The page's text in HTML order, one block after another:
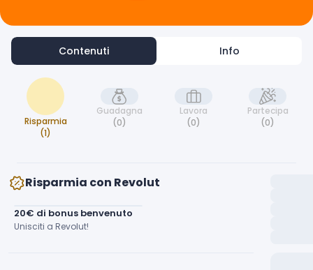
Contenuti Info
Risparmia
(1)
Guadagna
(0)
Lavora
(0)
Partecipa
(0)
Risparmia con Revolut
20€ di bonus benvenuto
Unisciti a Revolut!